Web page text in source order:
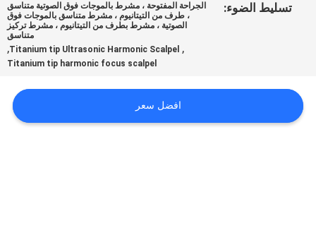
خريطة
الموقع
تسليط الضوء:
الجراحة المفتوحة ، مشرط بالموجات فوق الصوتية متناسق
، طرف من التيتانيوم ، مشرط متناسق بالموجات فوق
الصوتية ، مشرط بطرف من التيتانيوم ، مشرط تركيز
متناسق
,
Titanium tip Ultrasonic Harmonic Scalpel
,
Titanium tip harmonic focus scalpel
افضل سعر